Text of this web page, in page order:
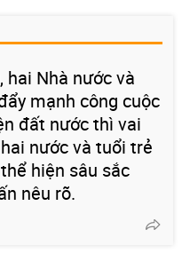
hai Nhà nước và
mạnh công cuộc
đất nước thì vai
nước và tuổi trẻ
hiện sâu sắc
nêu rõ.